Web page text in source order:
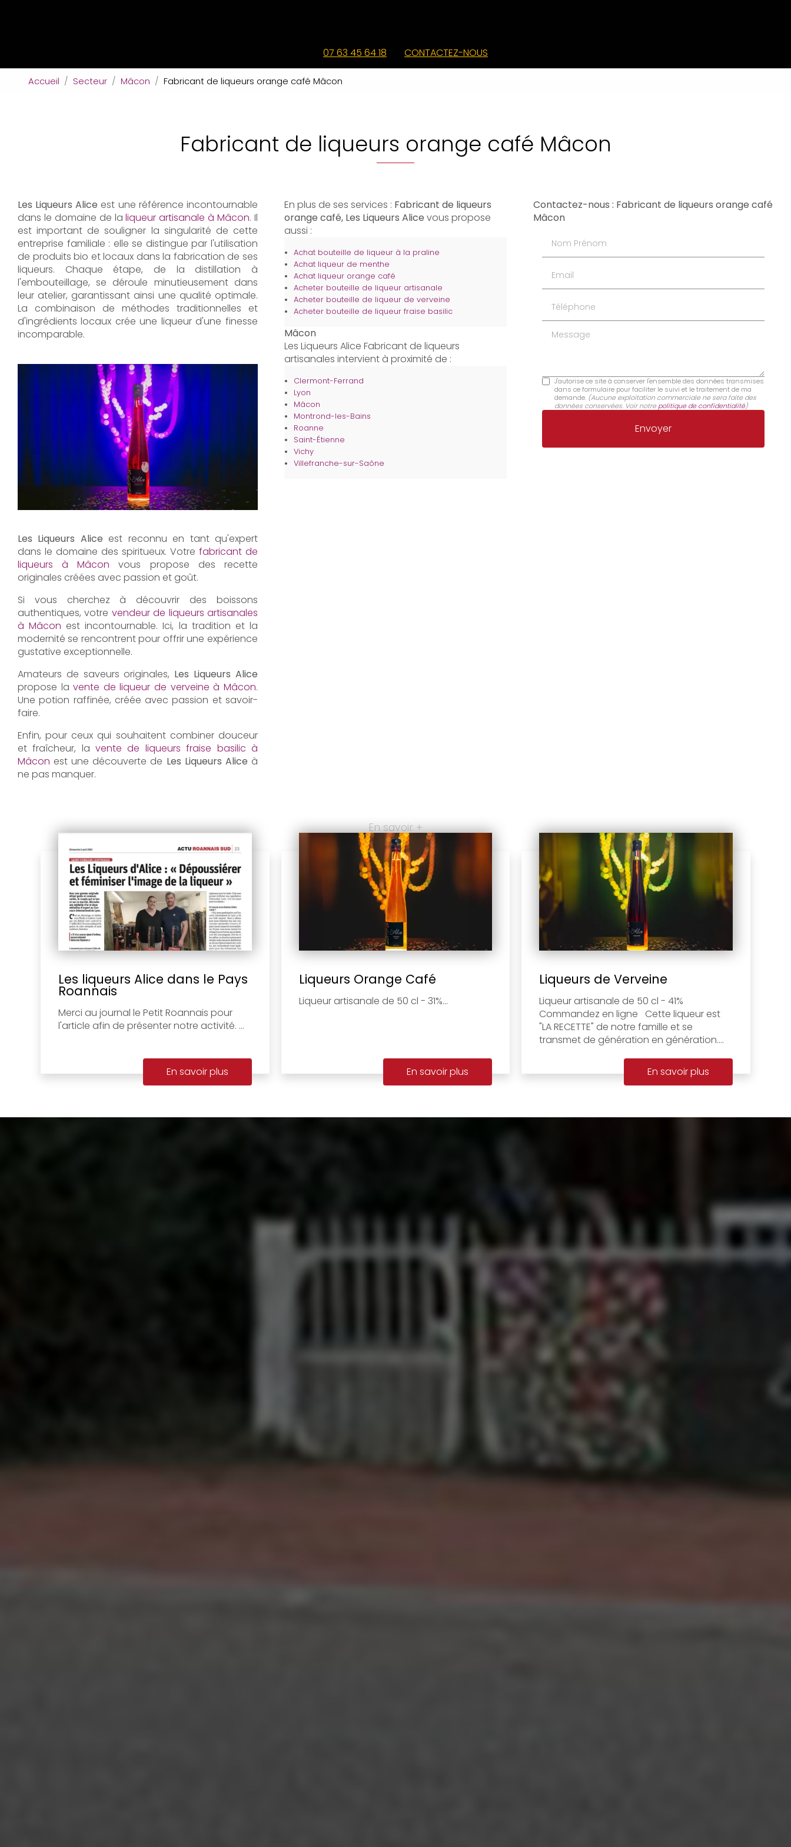
07 63 45 64 18 CONTACTEZ-NOUS
Accueil Secteur Mâcon Fabricant de liqueurs orange café Mâcon
Fabricant de liqueurs orange café Mâcon
Les Liqueurs Alice est une référence incontournable
dans le domaine de laliqueur artisanale à Mâcon. Il
est important de souligner la singularité de cette
entreprise familiale : elle se distingue par l'utilisation
de produits bio et locaux dans la fabrication de ses
liqueurs. Chaque étape, de la distillation à
l'embouteillage, se déroule minutieusement dans
leur atelier, garantissant ainsi une qualité optimale.
La combinaison de méthodes traditionnelles et
d'ingrédients locaux crée une liqueur d'une finesse
incomparable.
Les Liqueurs Alice est reconnu en tant qu'expert
dans le domaine des spiritueux. Votre fabricant de
liqueurs à Mâcon vous propose des recette
originales créées avec passion et goût.
Si vous cherchez à découvrir des boissons
authentiques, votre vendeur de liqueurs artisanales
à Mâcon est incontournable. Ici, la tradition et la
modernité se rencontrent pour offrir une expérience
gustative exceptionnelle.
Amateurs de saveurs originales, Les Liqueurs Alice
propose lavente de liqueur de verveine à Mâcon.
Une potion raffinée, créée avec passion et savoir-
faire.
Enfin, pour ceux qui souhaitent combiner douceur
et fraîcheur, lavente de liqueurs fraise basilic à
Mâcon est une découverte de Les Liqueurs Alice à
ne pas manquer.
En plus de ses services : Fabricant de liqueurs
orange café, Les Liqueurs Alice vous propose
aussi :
Achat bouteille de liqueur à la praline
Achat liqueur de menthe
Achat liqueur orange café
Acheter bouteille de liqueur artisanale
Acheter bouteille de liqueur de verveine
Acheter bouteille de liqueur fraise basilic
Mâcon
Les Liqueurs Alice Fabricant de liqueurs
artisanales intervient à proximité de :
Clermont-Ferrand
Lyon
Mâcon
Montrond-les-Bains
Roanne
Saint-Étienne
Vichy
Villefranche-sur-Saône
Contactez-nous : Fabricant de liqueurs orange café
Mâcon
Message
J'autorise ce site à conserver l'ensemble des données transmises
dans ce formulaire pour faciliter le suivi et le traitement de ma
demande. (Aucune exploitation commerciale ne sera faite des
données conservées. Voir notre politique de confidentialité)
En savoir +
Les liqueurs Alice dans le Pays
Roannais
Merci au journal le Petit Roannais pour
l'article afin de présenter notre activité. ...
En savoir plus
Liqueurs Orange Café
Liqueur artisanale de 50 cl - 31%...
En savoir plus
Liqueurs de Verveine
Liqueur artisanale de 50 cl - 41%
Commandez en ligne Cette liqueur est
"LA RECETTE" de notre famille et se
transmet de génération en génération....
En savoir plus